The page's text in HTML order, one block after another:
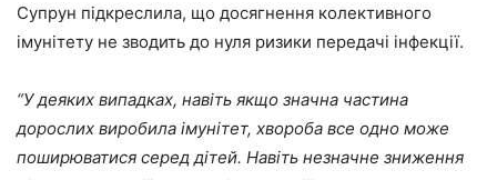
Супрун підкреслила, що досягнення колективного
імунітету не зводить до нуля ризики передачі інфекції.
“У деяких випадках, навіть якщо значна частина
дорослих виробила імунітет, хвороба все одно може
поширюватися серед дітей. Навіть незначне зниження